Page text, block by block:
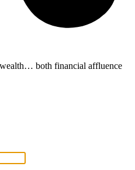
both financial affluence